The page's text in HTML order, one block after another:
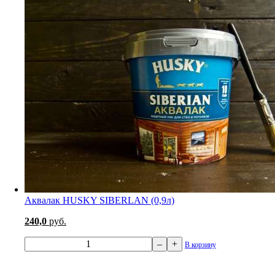
Аквалак HUSKY SIBERLAN (0,9л)
240,0 руб.
– + В корзину